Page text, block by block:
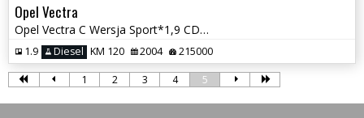
Opel Vectra
Opel Vectra C Wersja Sport*1,9 CDTI*Możliwa Zamiana
1.9 Diesel KM 120 2004 215000
1 2 3 4 5